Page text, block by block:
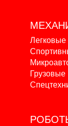
Легковые
Грузовые